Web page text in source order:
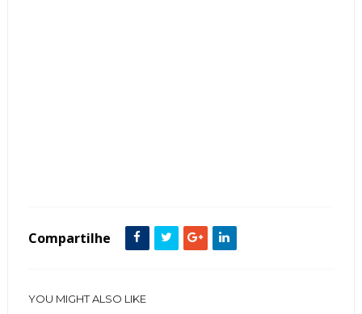
Compartilhe
YOU MIGHT ALSO LIKE